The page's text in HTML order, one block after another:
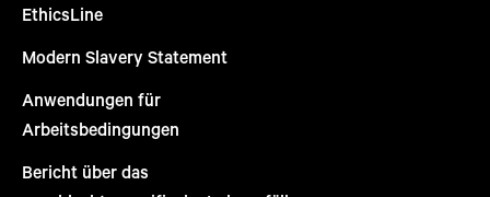
EthicsLine
Modern Slavery Statement
Anwendungen für
Arbeitsbedingungen
Bericht über das